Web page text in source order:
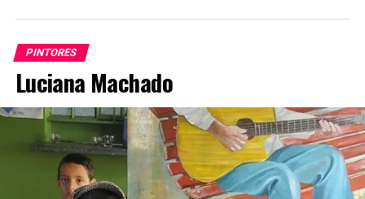
Pintura
PINTORES
Luciana Machado